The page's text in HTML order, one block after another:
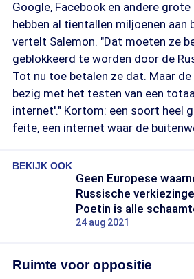
Google, Facebook en andere
hebben al tientallen miljoenen aan
vertelt Salemon. "Dat moeten ze
geblokkeerd te worden door de
Tot nu toe betalen ze dat. Maar de
bezig met het testen van een
internet'." Kortom: een soort heel
feite, een internet waar de
BEKIJK OOK
Geen Europese
Russische
Poetin is alle
24 aug 2021
Ruimte voor oppositie